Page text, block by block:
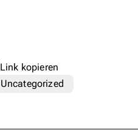
Link kopieren
Uncategorized